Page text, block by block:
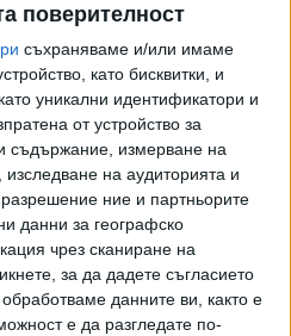
поверителност
съхраняваме и/или имаме
като бисквитки, и
уникални идентификатори и
от устройство за
съдържание, измерване на
на аудиторията и
ние и партньорите
данни за географско
чрез сканиране на
за да дадете съгласието
данните ви, както е
е да разгледате по-
в столичното метро жена
и 10 хил. лв. глоба за
карантината
с парапланера си край Сопот